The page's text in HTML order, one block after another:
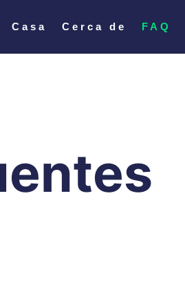
Casa Cerca de FAQ